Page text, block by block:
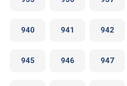
940 941 942
945 946 947